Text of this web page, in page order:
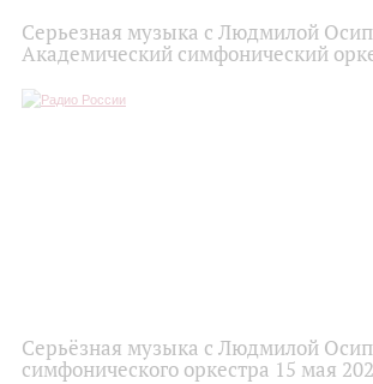
Серьезная музыка с Людмилой
Академический симфонический
Серьёзная музыка с Людмилой
симфонического оркестра 15 мая